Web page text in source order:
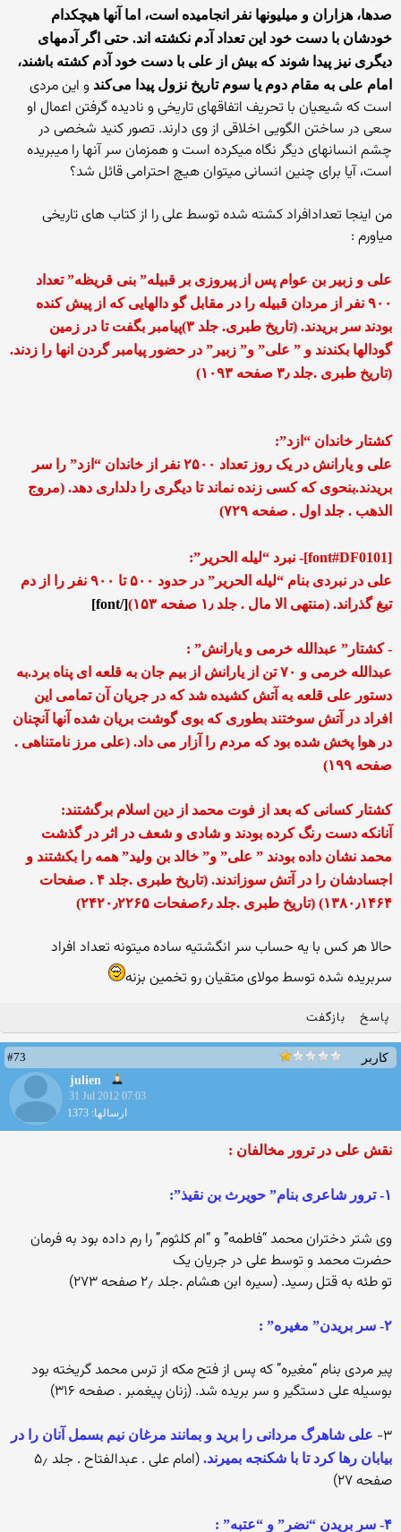
صدها، هزاران و میلیونها نفر انجامیده است، اما آنها هیچکدام
خودشان با دست خود این تعداد آدم نکشته اند. حتی اگر آدمهای
دیگری نیز پیدا شوند که بیش از علی با دست خود آدم کشته باشند،
امام علی به مقام دوم یا سوم تاریخ نزول پیدا می‌کند و این مردی
است که شیعیان با تحریف اتفاقهای تاریخی و نادیده گرفتن اعمال او
سعی در ساختن الگویی اخلاقی از وی دارند. تصور کنید شخصی در
چشم انسانهای دیگر نگاه میکرده است و همزمان سر آنها را میبریده
است، آیا برای چنین انسانی میتوان هیچ احترامی قائل شد؟
من اینجا تعدادافراد کشته شده توسط علی را از کتاب های تاریخی
میاورم :
علی و زبیر بن عوام پس از پیروزی بر قبیله” بنی قریظه” تعداد
۹۰۰ نفر از مردان قبیله را در مقابل گو دالهایی که از پیش کنده
بودند سر بریدند. (تاریخ طبری. جلد ۳)پیامبر بگفت تا در زمین
گودالها بکندند و ” علی” و” زبیر” در حضور پیامبر گردن انها را زدند.
(تاریخ طبری .جلد ۳٫ صفحه ۱۰۹۳)
کشتار خاندان “ازد”:
علی و یارانش در یک روز تعداد ۲۵۰۰ نفر از خاندان “ازد” را سر
بریدند.بنحوی که کسی زنده نماند تا دیگری را دلداری دهد. (مروج
الذهب . جلد اول . صفحه ۷۲۹)
[font#DF0101]- نبرد “لیله الحریر”:
علی در نبردی بنام “لیله الحریر” در حدود ۵۰۰ تا ۹۰۰ نفر را از دم
تیغ گذراند. (منتهی الا مال . جلد ۱٫ صفحه ۱۵۳)
[/font]
- کشتار” عبدالله خرمی و یارانش” :
عبدالله خرمی و ۷۰ تن از یارانش از بیم جان به قلعه ای پناه برد.به
دستور علی قلعه به آتش کشیده شد که در جریان آن تمامی این
افراد در آتش سوختند بطوری که بوی گوشت بریان شده آنها آنچنان
در هوا پخش شده بود که مردم را آزار می داد. (علی مرز نامتناهی .
صفحه ۱۹۹)
کشتار کسانی که بعد از فوت محمد از دین اسلام برگشتند:
آنانکه دست رنگ کرده بودند و شادی و شعف در اثر در گذشت
محمد نشان داده بودند ” علی” و” خالد بن ولید” همه را بکشتند و
اجسادشان را در آتش سوزاندند. (تاریخ طبری .جلد ۴ . صفحات
۱۳۸۰٫۱۴۶۴) (تاریخ طبری .جلد ۶٫صفحات ۲۴۲۰٫۲۲۶۵)
حالا هر کس با یه حساب سر انگشتیه ساده میتونه تعداد افراد
سربریده شده توسط مولای متقیان رو تخمین بزنه
پاسخ بازگفت
کاربر
#73
julien
31 Jul 2012 07:03
ارسالها: 1373
نقش علی در ترور مخالفان :
۱- ترور شاعری بنام” حویرث بن نقیذ”:
وی شتر دختران محمد “فاطمه” و “ام کلثوم” را رم داده بود به فرمان
حضرت محمد و توسط علی در جریان یک
تو طئه به قتل رسید. (سیره ابن هشام .جلد ۲٫ صفحه ۲۷۳)
۲- سر بریدن” مغیره” :
پیر مردی بنام “مغیره” که پس از فتح مکه از ترس محمد گریخته بود
بوسیله علی دستگیر و سر بریده شد. (زنان پیغمبر . صفحه ۳۱۶)
۳-
علی شاهرگ مردانی را برید و بمانند مرغان نیم بسمل آنان را در
بیابان رها کرد تا با شکنجه بمیرند.
(امام علی . عبدالفتاح . جلد ۵٫
صفحه ۲۷)
۴- سر بریدن “نضر” و “عتبه” :